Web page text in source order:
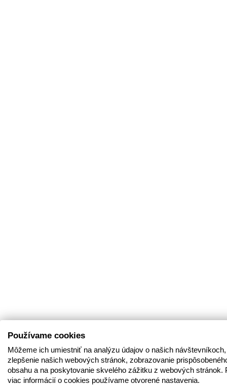
Používame cookies
Môžeme ich umiestniť na analýzu údajov o našich
zlepšenie našich webových stránok, zobrazovanie
obsahu a na poskytovanie skvelého zážitku z webových stránok.
viac informácií o cookies používame otvorené nastavenia.